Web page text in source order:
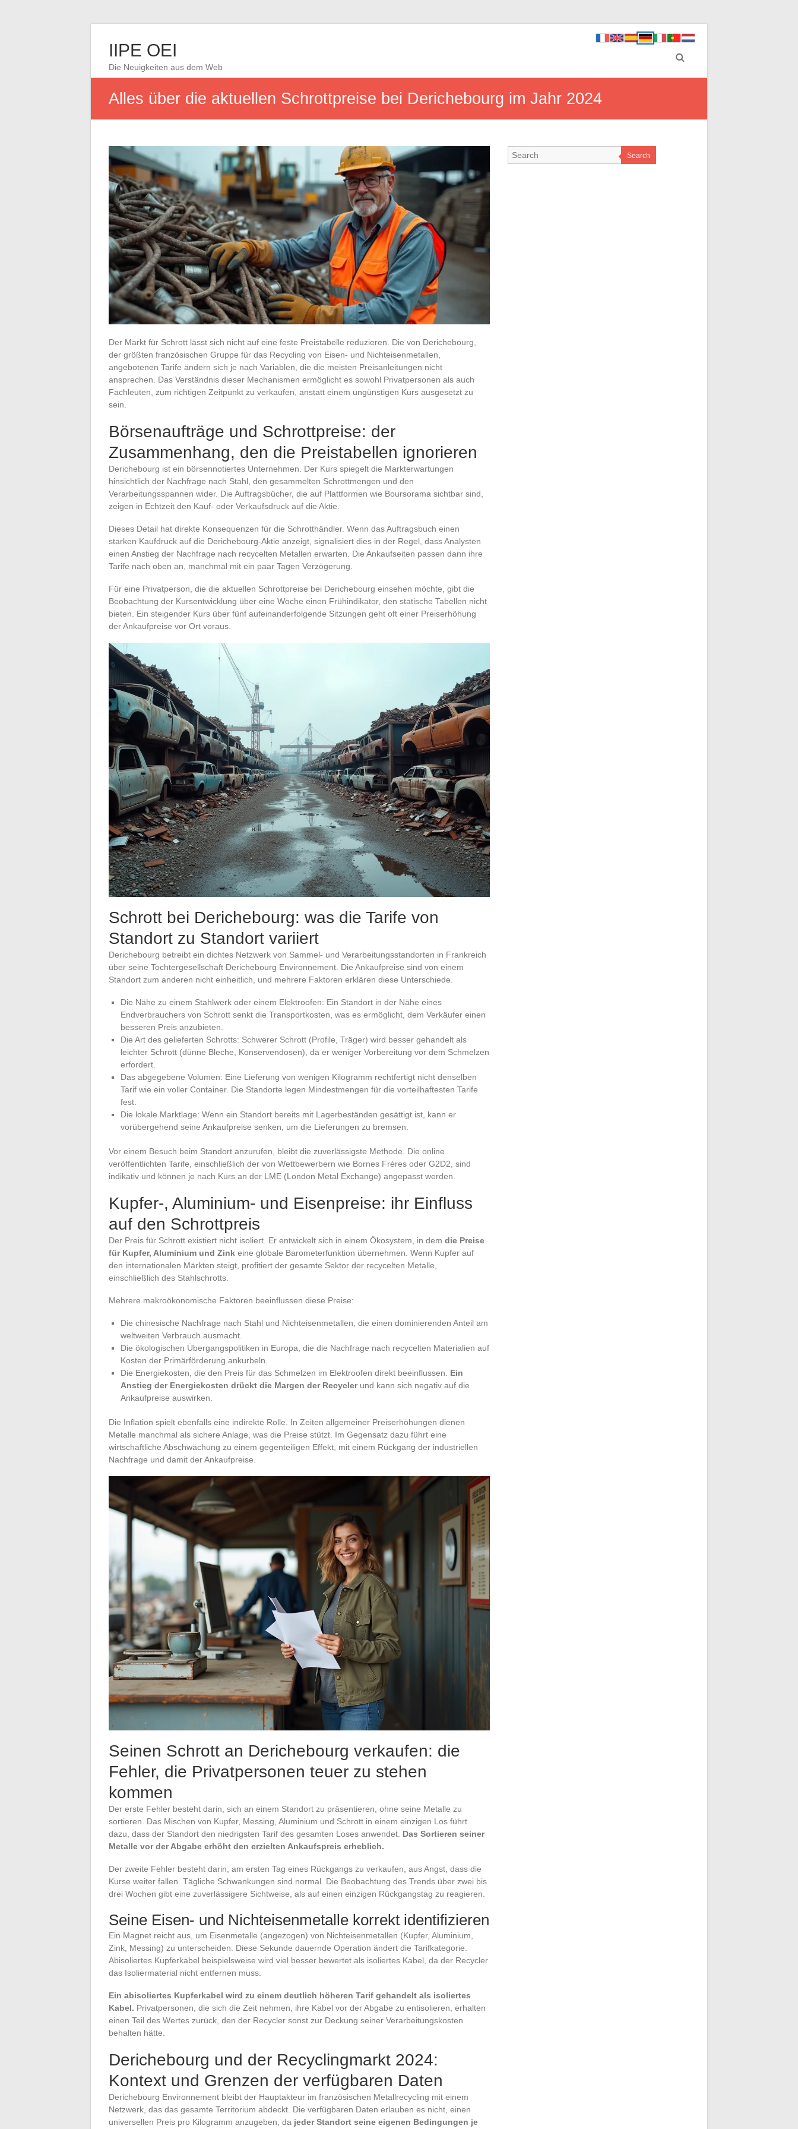
IIPE OEI
Die Neuigkeiten aus dem Web
Alles über die aktuellen Schrottpreise bei Derichebourg im Jahr 2024
Der Markt für Schrott lässt sich nicht auf eine feste Preistabelle reduzieren. Die von Derichebourg,
der größten französischen Gruppe für das Recycling von Eisen- und Nichteisenmetallen,
angebotenen Tarife ändern sich je nach Variablen, die die meisten Preisanleitungen nicht
ansprechen. Das Verständnis dieser Mechanismen ermöglicht es sowohl Privatpersonen als auch
Fachleuten, zum richtigen Zeitpunkt zu verkaufen, anstatt einem ungünstigen Kurs ausgesetzt zu
sein.
Börsenaufträge und Schrottpreise: der
Zusammenhang, den die Preistabellen ignorieren
Derichebourg ist ein börsennotiertes Unternehmen. Der Kurs spiegelt die Markterwartungen
hinsichtlich der Nachfrage nach Stahl, den gesammelten Schrottmengen und den
Verarbeitungsspannen wider. Die Auftragsbücher, die auf Plattformen wie Boursorama sichtbar sind,
zeigen in Echtzeit den Kauf- oder Verkaufsdruck auf die Aktie.
Dieses Detail hat direkte Konsequenzen für die Schrotthändler. Wenn das Auftragsbuch einen
starken Kaufdruck auf die Derichebourg-Aktie anzeigt, signalisiert dies in der Regel, dass Analysten
einen Anstieg der Nachfrage nach recycelten Metallen erwarten. Die Ankaufseiten passen dann ihre
Tarife nach oben an, manchmal mit ein paar Tagen Verzögerung.
Für eine Privatperson, die die aktuellen Schrottpreise bei Derichebourg einsehen möchte, gibt die
Beobachtung der Kursentwicklung über eine Woche einen Frühindikator, den statische Tabellen nicht
bieten. Ein steigender Kurs über fünf aufeinanderfolgende Sitzungen geht oft einer Preiserhöhung
der Ankaufpreise vor Ort voraus.
Schrott bei Derichebourg: was die Tarife von
Standort zu Standort variiert
Derichebourg betreibt ein dichtes Netzwerk von Sammel- und Verarbeitungsstandorten in Frankreich
über seine Tochtergesellschaft Derichebourg Environnement. Die Ankaufpreise sind von einem
Standort zum anderen nicht einheitlich, und mehrere Faktoren erklären diese Unterschiede.
Die Nähe zu einem Stahlwerk oder einem Elektroofen: Ein Standort in der Nähe eines
Endverbrauchers von Schrott senkt die Transportkosten, was es ermöglicht, dem Verkäufer einen
besseren Preis anzubieten.
Die Art des gelieferten Schrotts: Schwerer Schrott (Profile, Träger) wird besser gehandelt als
leichter Schrott (dünne Bleche, Konservendosen), da er weniger Vorbereitung vor dem Schmelzen
erfordert.
Das abgegebene Volumen: Eine Lieferung von wenigen Kilogramm rechtfertigt nicht denselben
Tarif wie ein voller Container. Die Standorte legen Mindestmengen für die vorteilhaftesten Tarife
fest.
Die lokale Marktlage: Wenn ein Standort bereits mit Lagerbeständen gesättigt ist, kann er
vorübergehend seine Ankaufpreise senken, um die Lieferungen zu bremsen.
Vor einem Besuch beim Standort anzurufen, bleibt die zuverlässigste Methode. Die online
veröffentlichten Tarife, einschließlich der von Wettbewerbern wie Bornes Frères oder G2D2, sind
indikativ und können je nach Kurs an der LME (London Metal Exchange) angepasst werden.
Kupfer-, Aluminium- und Eisenpreise: ihr Einfluss
auf den Schrottpreis
Der Preis für Schrott existiert nicht isoliert. Er entwickelt sich in einem Ökosystem, in dem die Preise
für Kupfer, Aluminium und Zink eine globale Barometerfunktion übernehmen. Wenn Kupfer auf
den internationalen Märkten steigt, profitiert der gesamte Sektor der recycelten Metalle,
einschließlich des Stahlschrotts.
Mehrere makroökonomische Faktoren beeinflussen diese Preise:
Die chinesische Nachfrage nach Stahl und Nichteisenmetallen, die einen dominierenden Anteil am
weltweiten Verbrauch ausmacht.
Die ökologischen Übergangspolitiken in Europa, die die Nachfrage nach recycelten Materialien auf
Kosten der Primärförderung ankurbeln.
Die Energiekosten, die den Preis für das Schmelzen im Elektroofen direkt beeinflussen. Ein
Anstieg der Energiekosten drückt die Margen der Recyclerund kann sich negativ auf die
Ankaufpreise auswirken.
Die Inflation spielt ebenfalls eine indirekte Rolle. In Zeiten allgemeiner Preiserhöhungen dienen
Metalle manchmal als sichere Anlage, was die Preise stützt. Im Gegensatz dazu führt eine
wirtschaftliche Abschwächung zu einem gegenteiligen Effekt, mit einem Rückgang der industriellen
Nachfrage und damit der Ankaufpreise.
Seinen Schrott an Derichebourg verkaufen: die
Fehler, die Privatpersonen teuer zu stehen
kommen
Der erste Fehler besteht darin, sich an einem Standort zu präsentieren, ohne seine Metalle zu
sortieren. Das Mischen von Kupfer, Messing, Aluminium und Schrott in einem einzigen Los führt
dazu, dass der Standort den niedrigsten Tarif des gesamten Loses anwendet. Das Sortieren seiner
Metalle vor der Abgabe erhöht den erzielten Ankaufspreis erheblich.
Der zweite Fehler besteht darin, am ersten Tag eines Rückgangs zu verkaufen, aus Angst, dass die
Kurse weiter fallen. Tägliche Schwankungen sind normal. Die Beobachtung des Trends über zwei bis
drei Wochen gibt eine zuverlässigere Sichtweise, als auf einen einzigen Rückgangstag zu reagieren.
Seine Eisen- und Nichteisenmetalle korrekt identifizieren
Ein Magnet reicht aus, um Eisenmetalle (angezogen) von Nichteisenmetallen (Kupfer, Aluminium,
Zink, Messing) zu unterscheiden. Diese Sekunde dauernde Operation ändert die Tarifkategorie.
Abisoliertes Kupferkabel beispielsweise wird viel besser bewertet als isoliertes Kabel, da der Recycler
das Isoliermaterial nicht entfernen muss.
Ein abisoliertes Kupferkabel wird zu einem deutlich höheren Tarif gehandelt als isoliertes
Kabel. Privatpersonen, die sich die Zeit nehmen, ihre Kabel vor der Abgabe zu entisolieren, erhalten
einen Teil des Wertes zurück, den der Recycler sonst zur Deckung seiner Verarbeitungskosten
behalten hätte.
Derichebourg und der Recyclingmarkt 2024:
Kontext und Grenzen der verfügbaren Daten
Derichebourg Environnement bleibt der Hauptakteur im französischen Metallrecycling mit einem
Netzwerk, das das gesamte Territorium abdeckt. Die verfügbaren Daten erlauben es nicht, einen
universellen Preis pro Kilogramm anzugeben, da jeder Standort seine eigenen Bedingungen je
Search